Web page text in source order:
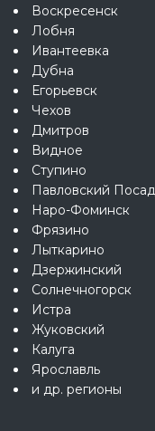
Воскресенск
Лобня
Ивантеевка
Дубна
Егорьевск
Чехов
Дмитров
Видное
Ступино
Павловский Посад
Наро-Фоминск
Фрязино
Лыткарино
Дзержинский
Солнечногорск
Истра
Жуковский
Калуга
Ярославль
и др. регионы